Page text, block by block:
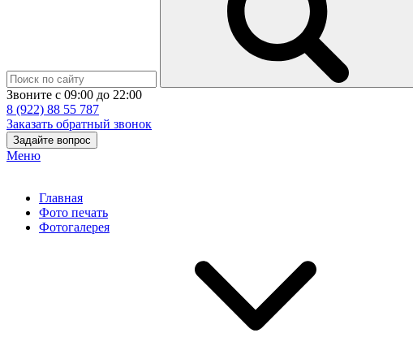
Звоните с 09:00 до 22:00
8 (922) 88 55 787
Заказать обратный звонок
Задайте вопрос
Меню
Главная
Фото печать
Фотогалерея